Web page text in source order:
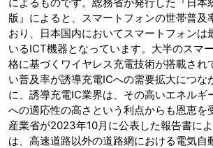
版』によると、スマートフォンの世帯普及
おり、日本国内においてスマートフォンは
いるICT機器となっています。大半のスマ
格に基づくワイヤレス充電技術が搭載され
い普及率が誘導充電ICへの需要拡大につな
に、誘導充電IC業界は、その高いエネルギ
への適応性の高さという利点からも恩恵を
産業省が2023年10月に公表した報告書に
は、高速道路以外の道路網における電気自